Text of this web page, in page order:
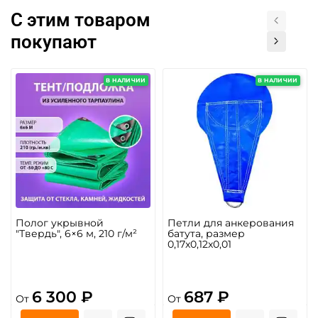
С этим товаром
покупают
В НАЛИЧИИ
Полог укрывной
"Твердь", 6×6 м, 210 г/м²
От 6 300 ₽
В НАЛИЧИИ
Петли для анкерования
батута, размер
0,17x0,12x0,01
От 687 ₽